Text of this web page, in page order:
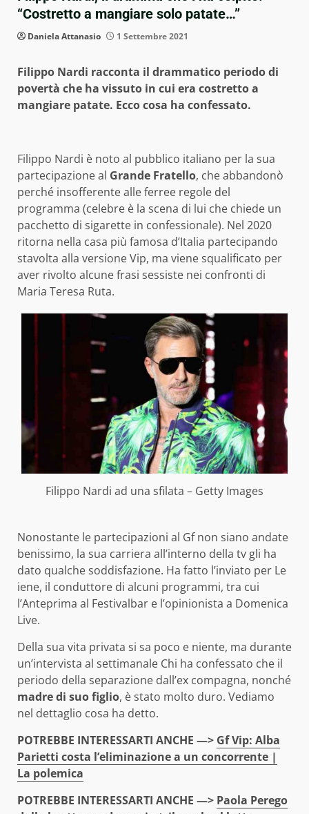
“Costretto a mangiare solo patate…”
Daniela Attanasio 1 Settembre 2021
Filippo Nardi racconta il drammatico periodo di
povertà che ha vissuto in cui era costretto a
mangiare patate. Ecco cosa ha confessato.
Filippo Nardi è noto al pubblico italiano per la sua
partecipazione al Grande Fratello, che abbandonò
perché insofferente alle ferree regole del
programma (celebre è la scena di lui che chiede un
pacchetto di sigarette in confessionale). Nel 2020
ritorna nella casa più famosa d’Italia partecipando
stavolta alla versione Vip, ma viene squalificato per
aver rivolto alcune frasi sessiste nei confronti di
Maria Teresa Ruta.
Filippo Nardi ad una sfilata – Getty Images
Nonostante le partecipazioni al Gf non siano andate
benissimo, la sua carriera all’interno della tv gli ha
dato qualche soddisfazione. Ha fatto l’inviato per Le
iene, il conduttore di alcuni programmi, tra cui
l’Anteprima al Festivalbar e l’opinionista a Domenica
Live.
Della sua vita privata si sa poco e niente, ma durante
un’intervista al settimanale Chi ha confessato che il
periodo della separazione dall’ex compagna, nonché
madre di suo figlio, è stato molto duro. Vediamo
nel dettaglio cosa ha detto.
POTREBBE INTERESSARTI ANCHE —> Gf Vip: Alba
Parietti costa l’eliminazione a un concorrente |
La polemica
POTREBBE INTERESSARTI ANCHE —> Paola Perego